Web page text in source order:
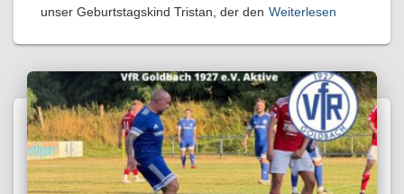
unser Geburtstagskind Tristan, der den Weiterlesen